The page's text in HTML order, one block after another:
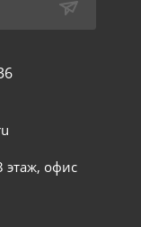
этаж, офис